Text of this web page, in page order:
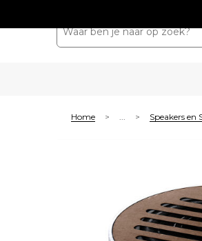
Home > ... > Speakers en